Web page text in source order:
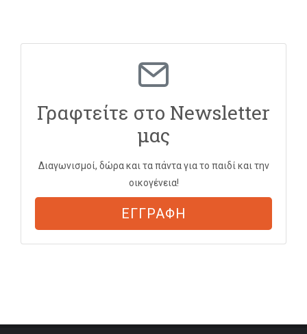
Γραφτείτε στο Newsletter
μας
Διαγωνισμοί, δώρα και τα πάντα για το παιδί και την
οικογένεια!
ΕΓΓΡΑΦΗ